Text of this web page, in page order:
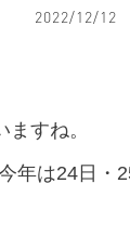
2022/12/12
すね。
年は24日・